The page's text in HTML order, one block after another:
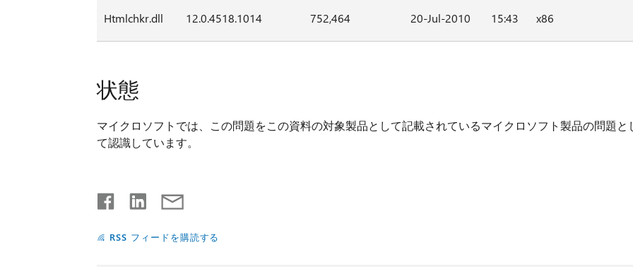
Htmlchkr.dll 12.0.4518.1014 752,464 20-Jul-2010 15:43 x86
状態
マイクロソフトでは、この問題をこの資料の対象製品として記載されているマイクロソフト製品の問題と
て認識しています。
RSS フィードを購読する